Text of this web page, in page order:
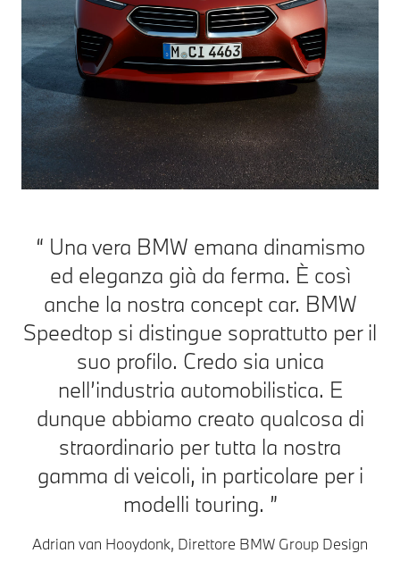
Una vera BMW emana dinamismo
ed eleganza già da ferma. È così
anche la nostra concept car. BMW
Speedtop si distingue soprattutto per il
suo profilo. Credo sia unica
nell’industria automobilistica. E
dunque abbiamo creato qualcosa di
straordinario per tutta la nostra
gamma di veicoli, in particolare per i
modelli touring.
Adrian van Hooydonk, Direttore BMW Group Design